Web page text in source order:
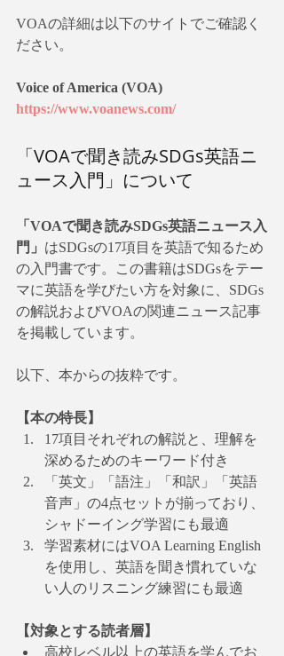
VOAの詳細は以下のサイトでご確認く
ださい。
Voice of America (VOA)
https://www.voanews.com/
「VOAで聞き読みSDGs英語ニ
ュース入門」について
「VOAで聞き読みSDGs英語ニュース入
門」 はSDGsの17項目を英語で知るため
の入門書です。この書籍はSDGsをテー
マに英語を学びたい方を対象に、SDGs
の解説およびVOAの関連ニュース記事
を掲載しています。
以下、本からの抜粋です。
【本の特長】
17項目それぞれの解説と、理解を
深めるためのキーワード付き
「英文」「語注」「和訳」「英語
音声」の4点セットが揃っており、
シャドーイング学習にも最適
学習素材にはVOA Learning English
を使用し、英語を聞き慣れていな
い人のリスニング練習にも最適
【対象とする読者層】
高校レベル以上の英語を学んでお